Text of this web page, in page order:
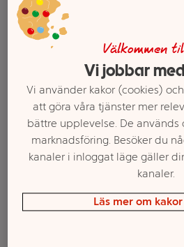
Välj butik och
Sortimentet kan variera
Välkommen
Vi jobbar
Vi använder kakor (cookies)
att göra våra tjänster mer
bättre upplevelse. De används
marknadsföring. Besöker du
kanaler i inloggat läge gäller
kanaler.
Läs mer om